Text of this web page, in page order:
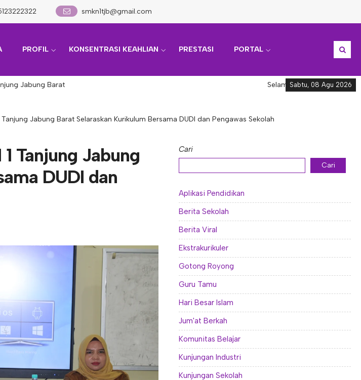
smkn1tjb@gmail.com
PROFIL KONSENTRASI KEAHLIAN PRESTASI PORTAL
Sabtu, 08 Agu 2026
Selamat datang di Informasi
Jabung Barat
Jabung Barat Selaraskan Kurikulum Bersama DUDI dan Pengawas Sekolah
Tanjung Jabung
DUDI dan
Cari
Cari
Aplikasi Pendidikan
Berita Sekolah
Berita Viral
Ekstrakurikuler
Gotong Royong
Guru Tamu
Hari Besar Islam
Jum'at Berkah
Komunitas Belajar
Kunjungan Industri
Kunjungan Sekolah